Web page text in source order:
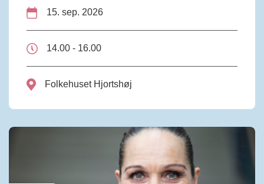
15. sep. 2026
14.00 - 16.00
Folkehuset Hjortshøj